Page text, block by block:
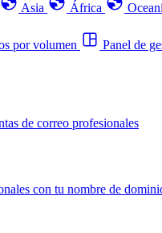
Asia África
por volumen Panel de
de correo profesionales
con tu nombre de